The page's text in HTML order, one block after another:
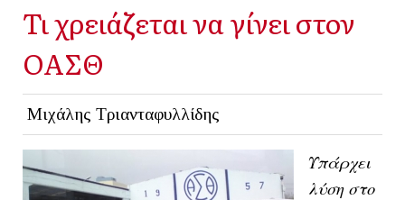
Τι χρειάζεται να γίνει στον
ΟΑΣΘ
Μιχάλης Τριανταφυλλίδης
Υπάρχει
λύση στο